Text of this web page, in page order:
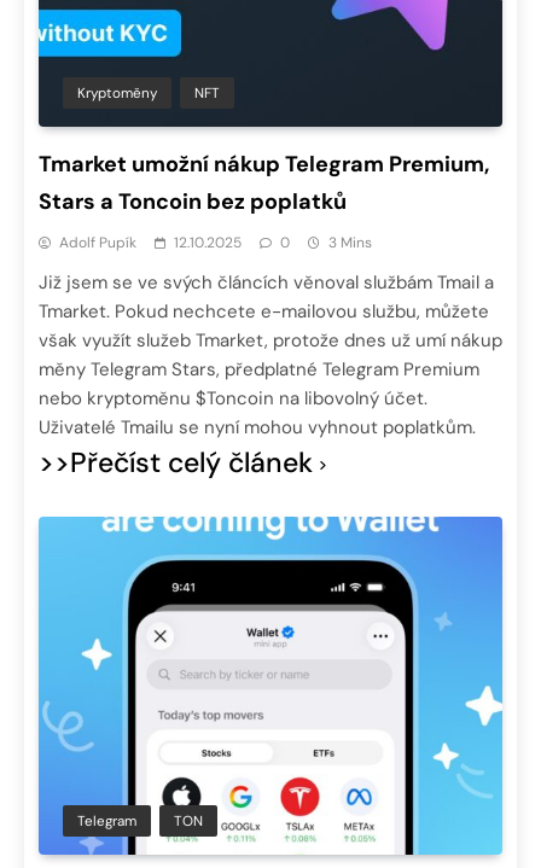
Kryptoměny NFT
Tmarket umožní nákup Telegram Premium,
Stars a Toncoin bez poplatků
Adolf Pupík 12.10.2025 0 3 Mins
Již jsem se ve svých článcích věnoval službám Tmail a
Tmarket. Pokud nechcete e-mailovou službu, můžete
však využít služeb Tmarket, protože dnes už umí nákup
měny Telegram Stars, předplatné Telegram Premium
nebo kryptoměnu $Toncoin na libovolný účet.
Uživatelé Tmailu se nyní mohou vyhnout poplatkům.
>>Přečíst celý článek
Telegram TON